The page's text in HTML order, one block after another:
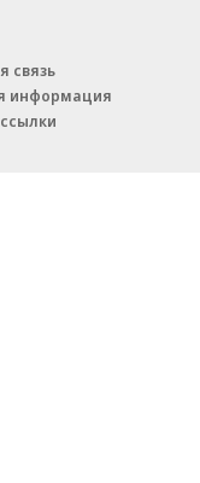
связь
информация